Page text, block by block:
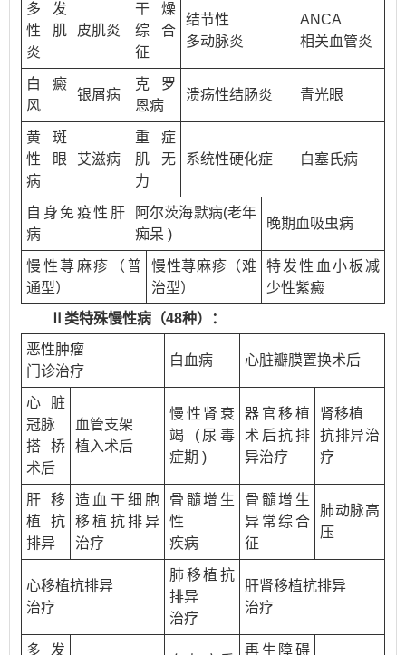
多发
性肌
炎
皮肌炎
干燥
综合
征
结节性
多动脉炎
ANCA
相关血管炎
白癜
风
银屑病
克罗
恩病
溃疡性结肠炎 青光眼
黄斑
性眼
病
艾滋病
重症
肌无
力
系统性硬化症 白塞氏病
自身免疫性肝
病
阿尔茨海默病(老年
痴呆 )
晚期血吸虫病
慢性荨麻疹（普
通型）
慢性荨麻疹（难
治型）
特发性血小板减
少性紫癜
Ⅱ类特殊慢性病（48种）：
恶性肿瘤
门诊治疗
白血病 心脏瓣膜置换术后
心脏
冠脉
搭桥
术后
血管支架
植入术后
慢性肾衰
竭 (尿毒
症期 )
器官移植
术后抗排
异治疗
肾移植
抗排异治
疗
肝移
植抗
排异
造血干细胞
移植抗排异
治疗
骨髓增生
性
疾病
骨髓增生
异常综合
征
肺动脉高
压
心移植抗排异
治疗
肺移植抗
排异
治疗
肝肾移植抗排异
治疗
多发 再生障碍